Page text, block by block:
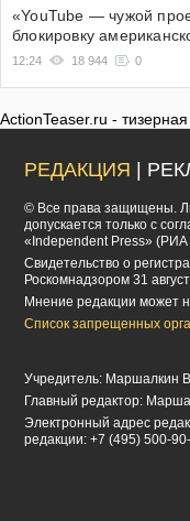
«YouTube — чужой
блокировку
12:24 18 944 0
ActionTeaser.ru -
РЕДАКЦИЯ |
© Все права защищены.
допускается только с
«Independent Press»
Cвидетельство о
Роскомнадзором 31
Мнение редакции может
Список запрещенных
Учредитель: Маршалкин
Главный редактор:
Электронный адрес
редакции: +7 (495) 500-